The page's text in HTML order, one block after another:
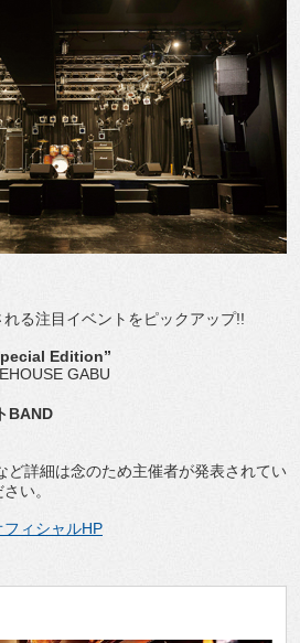
る注目イベントをピックアップ!!
Edition”
GABU
BAND
詳細は念のため主催者が発表されてい
い。
ィシャルHP